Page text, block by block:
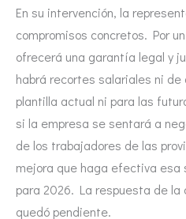
En su intervención, la
compromisos concretos. Por
ofrecerá una garantía legal y
habrá recortes salariales ni
plantilla actual ni para las
si la empresa se sentará a
de los trabajadores de las
mejora que haga efectiva esa
para 2026. La respuesta de la
quedó pendiente.